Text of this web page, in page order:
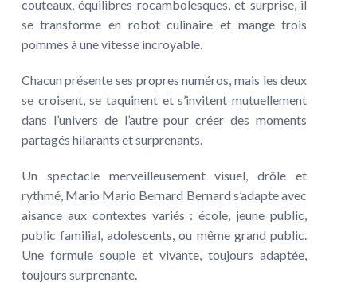
couteaux, équilibres rocambolesques, et surprise, il
se transforme en robot culinaire et mange trois
pommes à une vitesse incroyable.
Chacun présente ses propres numéros, mais les deux
se croisent, se taquinent et s’invitent mutuellement
dans l’univers de l’autre pour créer des moments
partagés hilarants et surprenants.
Un spectacle merveilleusement visuel, drôle et
rythmé, Mario Mario Bernard Bernard s’adapte avec
aisance aux contextes variés : école, jeune public,
public familial, adolescents, ou même grand public.
Une formule souple et vivante, toujours adaptée,
toujours surprenante.